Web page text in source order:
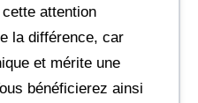
attention
la différence, car
et mérite une
bénéficierez ainsi